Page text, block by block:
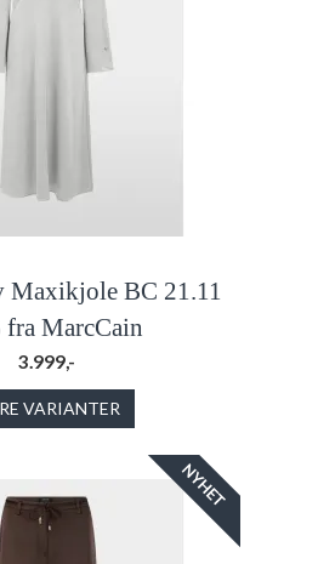
Maxikjole BC 21.11
MarcCain
3.999,-
VARIANTER
NYHET